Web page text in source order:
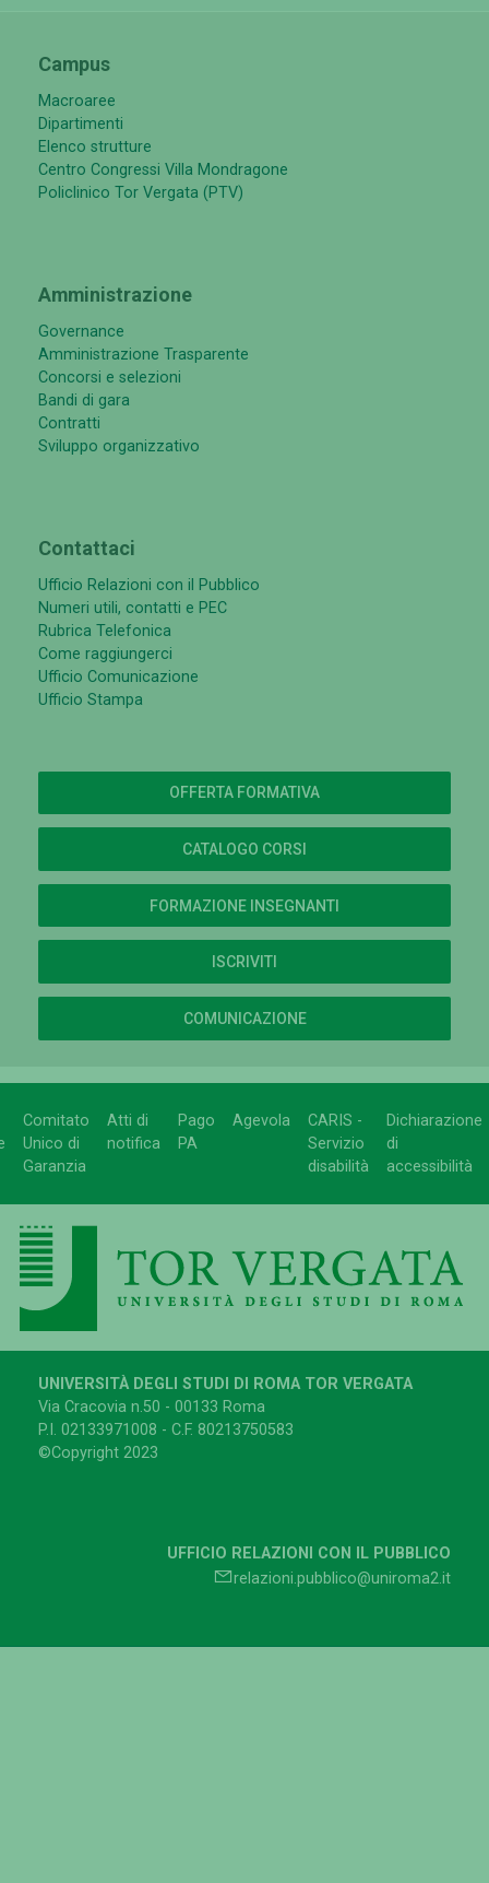
Campus
Macroaree
Dipartimenti
Elenco strutture
Centro Congressi Villa Mondragone
Policlinico Tor Vergata (PTV)
Amministrazione
Governance
Amministrazione Trasparente
Concorsi e selezioni
Bandi di gara
Contratti
Sviluppo organizzativo
Contattaci
Ufficio Relazioni con il Pubblico
Numeri utili, contatti e PEC
Rubrica Telefonica
Come raggiungerci
Ufficio Comunicazione
Ufficio Stampa
OFFERTA FORMATIVA
CATALOGO CORSI
FORMAZIONE INSEGNANTI
ISCRIVITI
COMUNICAZIONE
Comitato
Unico di
Garanzia
Atti di
notifica
Pago
PA
Agevola
CARIS -
Servizio
disabilità
Dichiarazione
di
accessibilità
UNIVERSITÀ DEGLI STUDI DI ROMA TOR VERGATA
Via Cracovia n.50 - 00133 Roma
P.I. 02133971008 - C.F. 80213750583
©Copyright 2023
UFFICIO RELAZIONI CON IL PUBBLICO
relazioni.pubblico@uniroma2.it